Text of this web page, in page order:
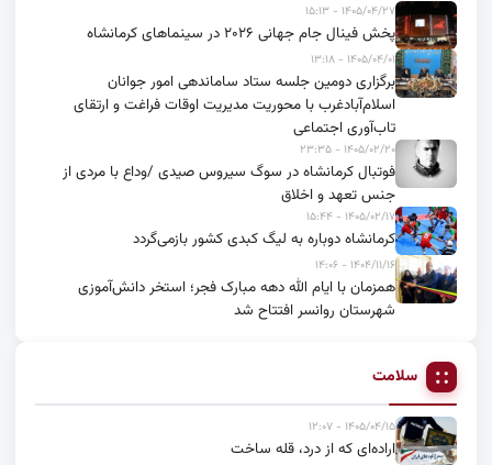
۱۴۰۵/۰۴/۲۷ - ۱۵:۱۳
پخش فینال جام جهانی ۲۰۲۶ در سینماهای کرمانشاه
۱۴۰۵/۰۴/۰۱ - ۱۳:۱۸
برگزاری دومین جلسه ستاد ساماندهی امور جوانان
اسلام‌آبادغرب با محوریت مدیریت اوقات فراغت و ارتقای
تاب‌آوری اجتماعی
۱۴۰۵/۰۲/۲۰ - ۲۳:۳۵
فوتبال کرمانشاه در سوگ سیروس صیدی /وداع با مردی از
جنس تعهد و اخلاق
۱۴۰۵/۰۲/۱۷ - ۱۵:۴۴
کرمانشاه دوباره به لیگ کبدی کشور بازمی‌گردد
۱۴۰۴/۱۱/۱۶ - ۱۴:۰۶
همزمان با ایام الله دهه مبارک فجر؛ استخر دانش‌آموزی
شهرستان روانسر افتتاح شد
سلامت
۱۴۰۵/۰۴/۱۵ - ۱۲:۰۷
اراده‌ای که از درد، قله ساخت